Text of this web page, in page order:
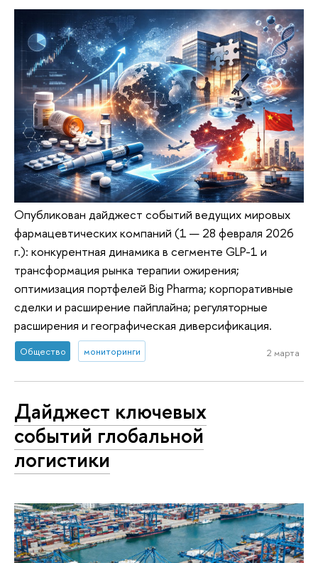
Опубликован дайджест событий ведущих мировых
фармацевтических компаний (1 — 28 февраля 2026
г.): конкурентная динамика в сегменте GLP-1 и
трансформация рынка терапии ожирения;
оптимизация портфелей Big Pharma; корпоративные
сделки и расширение пайплайна; регуляторные
расширения и географическая диверсификация.
Общество мониторинги 2 марта
Дайджест ключевых
событий глобальной
логистики